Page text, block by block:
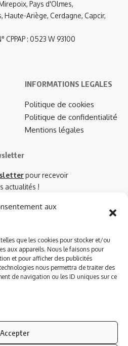
aux
que les cookies pour stocker et/ou
aux appareils. Nous le faisons pour
et pour afficher des publicités
nous permettra de traiter des
de navigation ou les ID uniques sur ce
Accepter
Pays d'Olmes,
Haute-Ariège, Cerdagne, Capcir,
CPPAP : 0523 W 93100
INFORMATIONS LEGALES
Politique de cookies
Politique de confidentialité
Mentions légales
pour recevoir
actualités !